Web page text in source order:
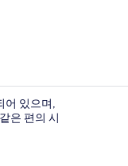
빌라, 침실 2개, 전
어 있으며,
은 편의 시